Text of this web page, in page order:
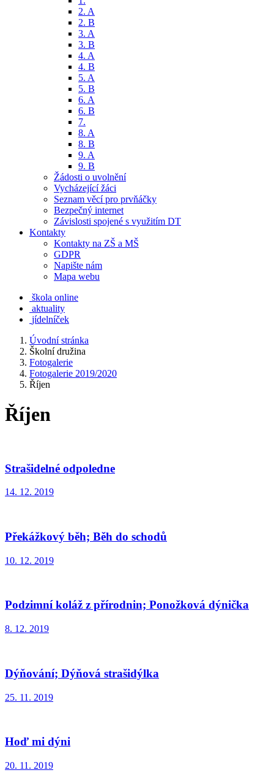
2. A
2. B
3. A
3. B
4. A
4. B
5. A
5. B
6. A
6. B
7.
8. A
8. B
9. A
9. B
Žádosti o uvolnění
Vycházející žáci
Seznam věcí pro prvňáčky
Bezpečný internet
Závislosti spojené s využitím DT
Kontakty
Kontakty na ZŠ a MŠ
GDPR
Napište nám
Mapa webu
škola online
aktuality
jídelníček
Úvodní stránka
Školní družina
Fotogalerie
Fotogalerie 2019/2020
Říjen
Říjen
Strašidelné odpoledne
14. 12. 2019
Překážkový běh; Běh do schodů
10. 12. 2019
Podzimní koláž z přírodnin; Ponožková dýnička
8. 12. 2019
Dýňování; Dýňová strašidýlka
25. 11. 2019
Hoď mi dýni
20. 11. 2019